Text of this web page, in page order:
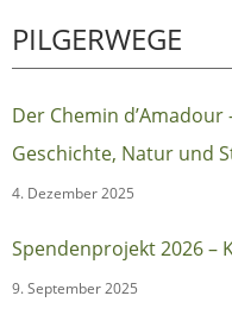
PILGERWEGE
Der Chemin
Geschichte, Natur und
4. Dezember 2025
Spendenprojekt 2026 –
9. September 2025